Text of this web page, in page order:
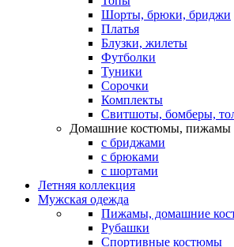
Шорты, брюки, бриджи
Платья
Блузки, жилеты
Футболки
Туники
Сорочки
Комплекты
Свитшоты, бомберы,
Домашние костюмы, пижамы
с бриджами
с брюками
с шортами
Летняя коллекция
Мужская одежда
Пижамы, домашние
Рубашки
Спортивные костюмы